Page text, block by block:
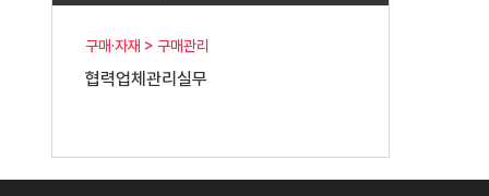
구매·자재 > 구매관리
협력업체관리실무